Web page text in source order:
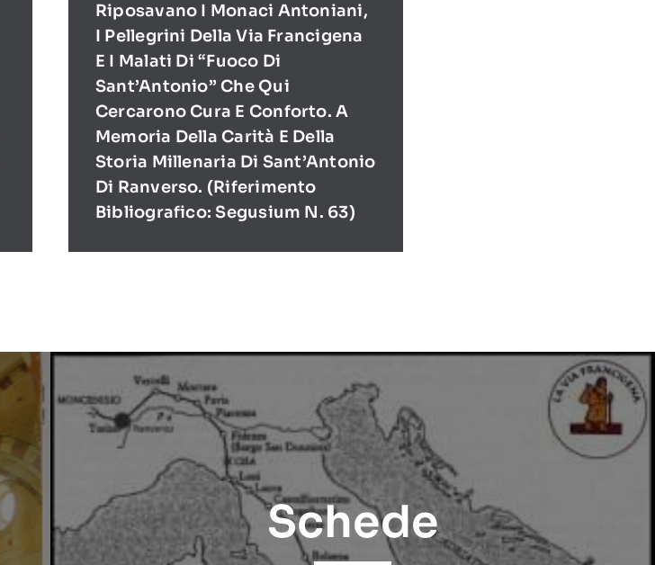
Riposavano I Monaci Antoniani,
I Pellegrini Della Via Francigena
E I Malati Di “Fuoco Di
Sant’Antonio” Che Qui
Cercarono Cura E Conforto. A
Memoria Della Carità E Della
Storia Millenaria Di Sant’Antonio
Di Ranverso. (Riferimento
Bibliografico: Segusium N. 63)
Schede